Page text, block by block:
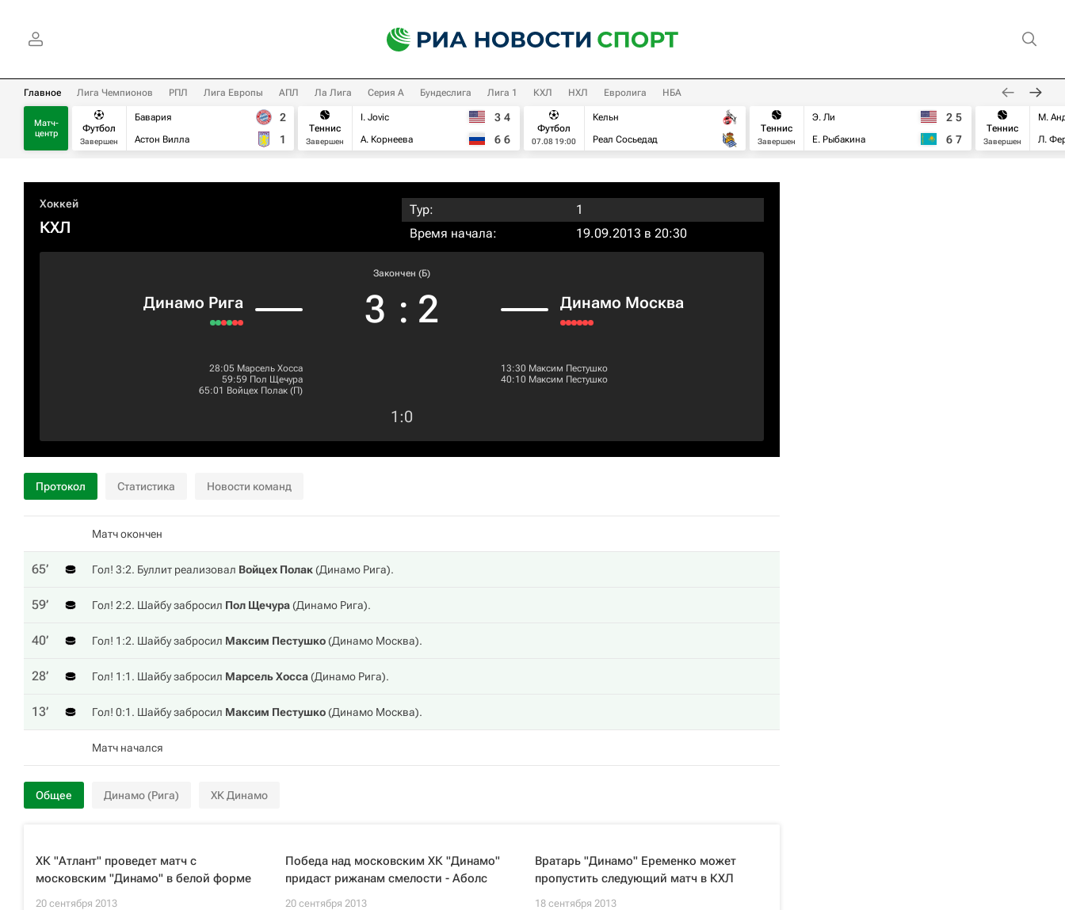
Главное Лига Чемпионов РПЛ Лига Европы АПЛ Ла Лига Серия А Бундеслига Лига 1 КХЛ НХЛ Евролига НБА
Матч-
центр
Футбол
Завершен
Бавария
Астон Вилла
2
1
Теннис
Завершен
I. Jovic
А. Корнеева
3 4
6 6
Футбол
07.08 19:00
Кельн
Реал Сосьедад
Теннис
Завершен
Э. Ли
Е. Рыбакина
2 5
6 7
Теннис
Завершен
М.
Л.
Хоккей
КХЛ
Тур:
1
Время начала:
19.09.2013 в 20:30
Динамо Рига
Закончен (Б)
3 : 2 Динамо Москва
28:05 Марсель Хосса
59:59 Пол Щечура
65:01 Войцех Полак (П)
13:30 Максим Пестушко
40:10 Максим Пестушко
1 :0
Протокол Статистика Новости команд
Матч окончен
65‎’‎ Гол! 3:2. Буллит реализовал Войцех Полак(Динамо Рига).
59‎’‎ Гол! 2:2. Шайбу забросил Пол Щечура(Динамо Рига).
40‎’‎ Гол! 1:2. Шайбу забросил Максим Пестушко(Динамо Москва).
28‎’‎ Гол! 1:1. Шайбу забросил Марсель Хосса(Динамо Рига).
13‎’‎ Гол! 0:1. Шайбу забросил Максим Пестушко(Динамо Москва).
Матч начался
Общее Динамо (Рига) ХК Динамо
ХК "Атлант" проведет матч с
московским "Динамо" в белой форме
20 сентября 2013
Победа над московским ХК "Динамо"
придаст рижанам смелости - Аболс
20 сентября 2013
Вратарь "Динамо" Еременко может
пропустить следующий матч в КХЛ
18 сентября 2013